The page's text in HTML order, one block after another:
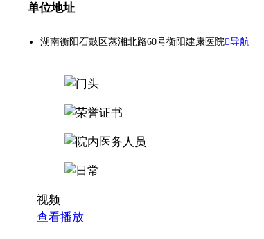
单位地址
湖南衡阳石鼓区蒸湘北路60号衡阳建康医院导航
视频
查看播放